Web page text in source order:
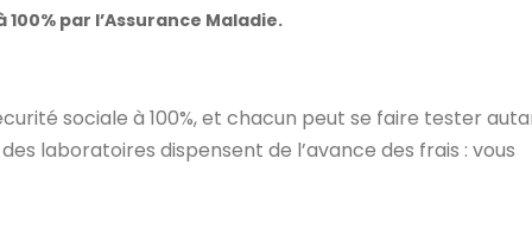
par l’Assurance Maladie.
sociale à 100%, et chacun peut se faire tester
laboratoires dispensent de l’avance des frais : vous